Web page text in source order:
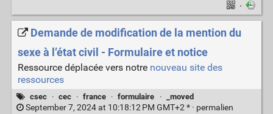
·
Demande de modification de la mention du
sexe à l’état civil - Formulaire et notice
Ressource déplacée vers notre nouveau site des
ressources
csec · cec · france · formulaire · _moved
September 7, 2024 at 10:18:12 PM GMT+2 * · permalien